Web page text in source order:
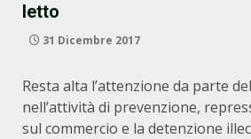
letto
31 Dicembre 2017
Resta alta l’attenzione da parte
nell’attività di prevenzione,
sul commercio e la detenzione